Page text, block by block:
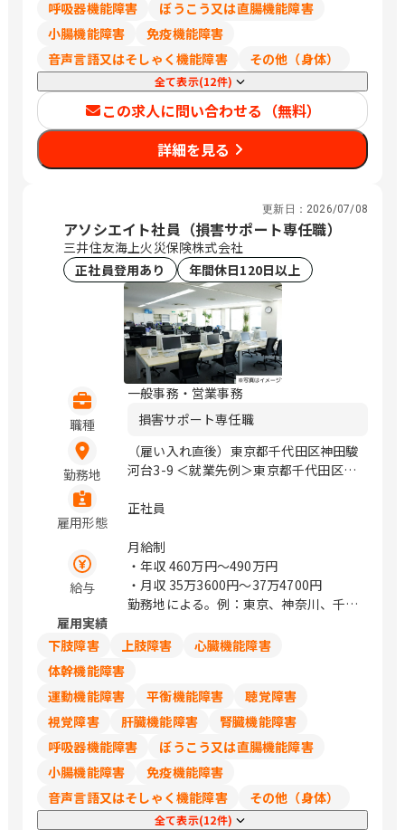
呼吸器機能障害
ぼうこう又は直腸機能障害
小腸機能障害
免疫機能障害
音声言語又はそしゃく機能障害
その他（身体）
全て表示(12件)
この求人に問い合わせる（無料）
詳細を見る
更新日： 2026/07/08
アソシエイト社員（損害サポート専任職）
三井住友海上火災保険株式会社
正社員登用あり
年間休日120日以上
職種
一般事務・営業事務
損害サポート専任職
勤務地
（雇い入れ直後）東京都千代田区神田駿
河台3-9 ＜就業先例＞東京都千代田区神
町
雇用形態
正社員
給与
月給制
・年収 460万円〜490万円
・月収 35万3600円〜37万4700円
勤務地による。例：東京、神奈川、千
雇用実績
下肢障害
上肢障害
心臓機能障害
体幹機能障害
運動機能障害
平衡機能障害
聴覚障害
視覚障害
肝臓機能障害
腎臓機能障害
呼吸器機能障害
ぼうこう又は直腸機能障害
小腸機能障害
免疫機能障害
音声言語又はそしゃく機能障害
その他（身体）
全て表示(12件)